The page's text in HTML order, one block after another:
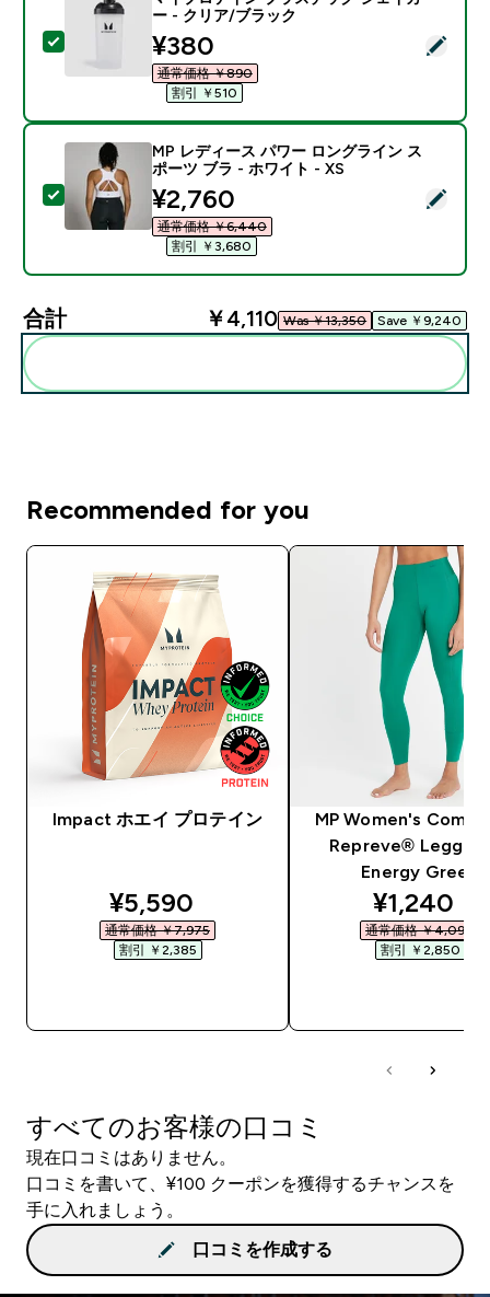
この商品を選択 - マイプロテイン プラスチック シェ
ー - クリア/ブラック
discounted price
¥380‎
通常価格 ￥890‎
割引 ￥510‎
この商品を選択 - MP レディース パワー ロングライ
MP レディース パワー ロングライン ス
ポーツ ブラ - ホワイト - XS
discounted price
¥2,760‎
通常価格 ￥6,440‎
割引 ￥3,680‎
合計 ￥4,110‎ Was ￥13,350‎ Save ￥9,240‎
Recommended for you
Impact ホエイ プロテイン
discounted price
¥5,590‎
通常価格 ￥7,975‎
割引 ￥2,385‎
MP Women's
Repreve®
Energy Green
¥1,240‎
通常価格 ￥4,090‎
割引 ￥2,850‎
すべてのお客様の口コミ
現在口コミはありません。
口コミを書いて、¥100 クーポンを獲得するチャンスを
手に入れましょう。
口コミを作成する